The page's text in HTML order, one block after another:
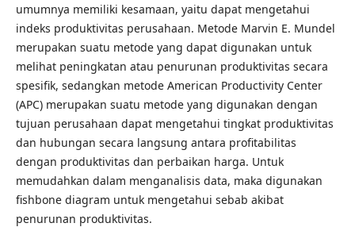
umumnya memiliki kesamaan, yaitu dapat mengetahui
indeks produktivitas perusahaan. Metode Marvin E. Mundel
merupakan suatu metode yang dapat digunakan untuk
melihat peningkatan atau penurunan produktivitas secara
spesifik, sedangkan metode American Productivity Center
(APC) merupakan suatu metode yang digunakan dengan
tujuan perusahaan dapat mengetahui tingkat produktivitas
dan hubungan secara langsung antara profitabilitas
dengan produktivitas dan perbaikan harga. Untuk
memudahkan dalam menganalisis data, maka digunakan
fishbone diagram untuk mengetahui sebab akibat
penurunan produktivitas.